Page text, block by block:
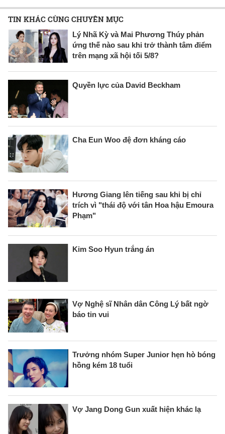
TIN KHÁC CÙNG CHUYÊN MỤC
Lý Nhã Kỳ và Mai Phương Thúy phản
ứng thế nào sau khi trở thành tâm điểm
trên mạng xã hội tối 5/8?
Quyền lực của David Beckham
Cha Eun Woo đệ đơn kháng cáo
Hương Giang lên tiếng sau khi bị chỉ
trích vì "thái độ với tân Hoa hậu Emoura
Phạm"
Kim Soo Hyun trắng án
Vợ Nghệ sĩ Nhân dân Công Lý bất ngờ
báo tin vui
Trưởng nhóm Super Junior hẹn hò bóng
hồng kém 18 tuổi
Vợ Jang Dong Gun xuất hiện khác lạ